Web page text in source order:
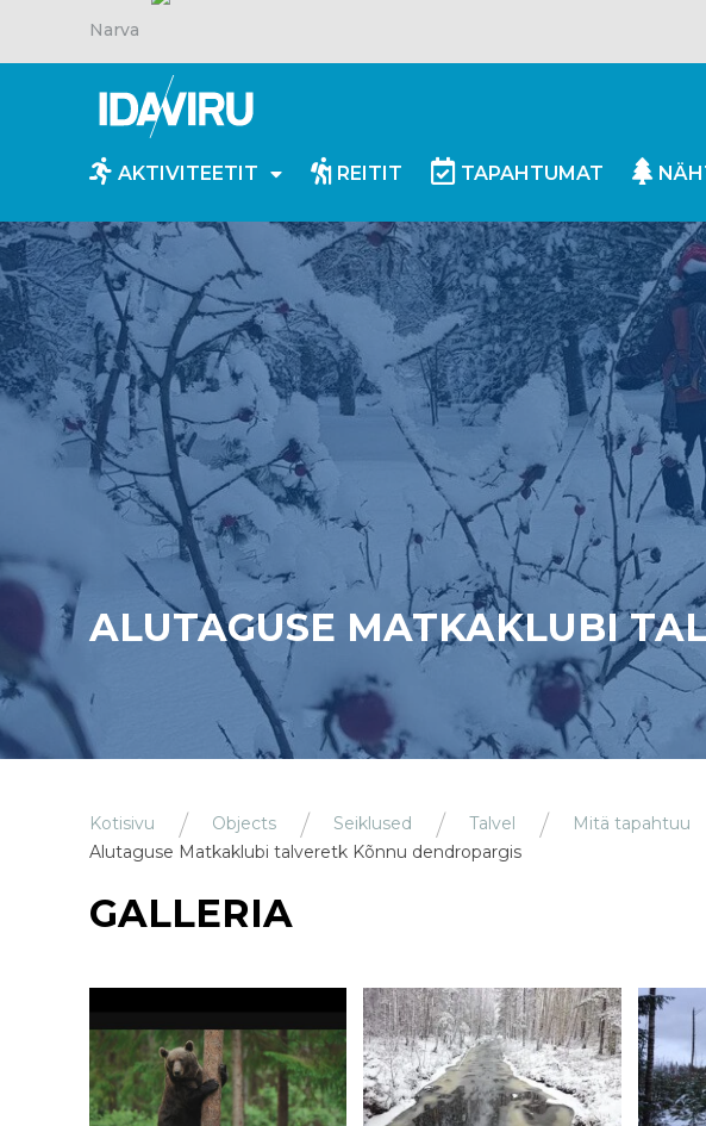
Narva
AKTIVITEETIT REITIT TAPAHTUMAT
ALUTAGUSE MATKAKLUBI
Kotisivu Objects Seiklused Talvel
Mitä tapahtuu
Alutaguse Matkaklubi talveretk Kõnnu dendropargis
GALLERIA